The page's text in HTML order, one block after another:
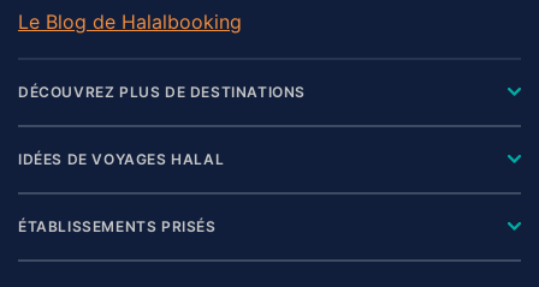
Le Blog de Halalbooking
DÉCOUVREZ PLUS DE DESTINATIONS
IDÉES DE VOYAGES HALAL
ÉTABLISSEMENTS PRISÉS